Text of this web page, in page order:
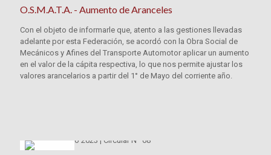
O.S.M.A.T.A. - Aumento de Aranceles
Con el objeto de informarle que, atento a las gestiones llevadas
adelante por esta Federación, se acordó con la Obra Social de
Mecánicos y Afines del Transporte Automotor aplicar un aumento
en el valor de la cápita respectiva, lo que nos permite ajustar los
valores arancelarios a partir del 1° de Mayo del corriente año.